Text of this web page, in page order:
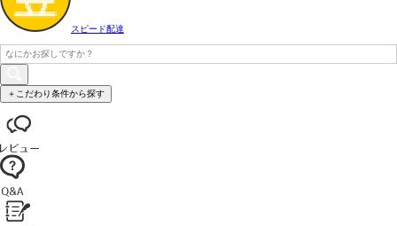
スピード配達
＋こだわり条件から探す